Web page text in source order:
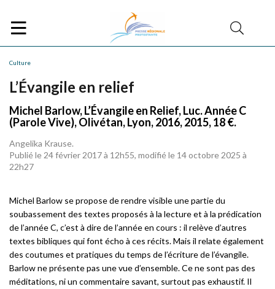
Culture
L’Évangile en relief
Michel Barlow, L’Évangile en Relief, Luc. Année C
(Parole Vive), Olivétan, Lyon, 2016, 2015, 18 €.
Angelika Krause.
Publié le 24 février 2017 à 12h55, modifié le 14 octobre 2025 à
22h27
Michel Barlow se propose de rendre visible une partie du
soubassement des textes proposés à la lecture et à la prédication
de l’année C, c’est à dire de l’année en cours : il relève d’autres
textes bibliques qui font écho à ces récits. Mais il relate également
des coutumes et pratiques du temps de l’écriture de l’évangile.
Barlow ne présente pas une vue d’ensemble. Ce ne sont pas des
méditations, ni un commentaire savant, surtout pas exhaustif. Il